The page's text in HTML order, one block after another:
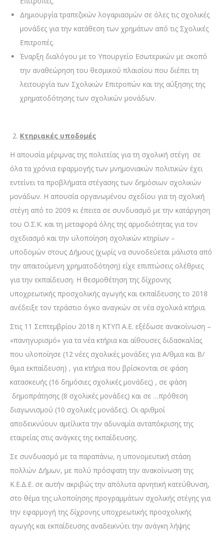
Δημιουργία τραπεζικών λογαριασμών σε όλες τις σχολικές
μονάδες για την κατάθεση των χρημάτων από τις Σχολικές
Επιτροπές.
Έναρξη διαλόγου με το Υπουργείο Εσωτερικών με σκοπό
την αναθεώρηση του θεσμικού πλαισίου που διέπει τη
λειτουργία των Σχολικών Επιτροπών και της αύξησης της
χρηματοδότησης των σχολικών μονάδων.
Κτηριακές υποδομές
Η απουσία μέριμνας της πολιτείας για τη σχολική στέγη σε
όλα τα χρόνια εφαρμογής των μνημονιακών πολιτικών έχει
εντείνει τα προβλήματα στέγασης των δημόσιων σχολικών
μονάδων. Η απουσία οργανωμένου σχεδίου για τη σχολική
στέγη από το 2009 κι έπειτα σε συνδυασμό με την κατάργηση
του Ο.Σ.Κ. και τη μεταφορά όλης της αρμοδιότητας για τον
σχεδιασμό και την υλοποίηση σχολικών κτηρίων –
υποδομών στους Δήμους (χωρίς να συνοδεύεται μάλιστα από
την απαιτούμενη χρηματοδότηση) είχε επιπτώσεις ολέθριες
για την εκπαίδευση. Η θεσμοθέτηση της δίχρονης
υποχρεωτικής προσχολικής αγωγής και εκπαίδευσης το 2018
ανέδειξε τον τεράστιο όγκο αναγκών σε νέα σχολικά κτήρια.
Στις 11 Σεπτεμβρίου 2018 η ΚΤΥΠ Α.Ε. εξέδωσε ανακοίνωση –
«πανηγυρισμό» για τα νέα κτήρια και αίθουσες διδασκαλίας
που υλοποίησε (12 νέες σχολικές μονάδες για Α/θμια και Β/
θμια εκπαίδευση) , για κτήρια που βρίσκονται σε φάση
κατασκευής (16 δημόσιες σχολικές μονάδες) , σε φάση
δημοπράτησης (8 σχολικές μονάδες) και σε …πρόθεση
διαγωνισμού (10 σχολικές μονάδες). Οι αριθμοί
αποδεικνύουν αμείλικτα την αδυναμία ανταπόκρισης της
εταιρείας στις ανάγκες της εκπαίδευσης.
Σε συνδυασμό με τα παραπάνω, η υπονομευτική στάση
πολλών Δήμων, με πολύ πρόσφατη την ανακοίνωση της
Κ.Ε.Δ.Ε. σε αυτήν ακριβώς την απόλυτα αρνητική κατεύθυνση,
στο θέμα της υλοποίησης προγραμμάτων σχολικής στέγης για
την εφαρμογή της δίχρονης υποχρεωτικής προσχολικής
αγωγής και εκπαίδευσης αναδεικνύει την ανάγκη λήψης